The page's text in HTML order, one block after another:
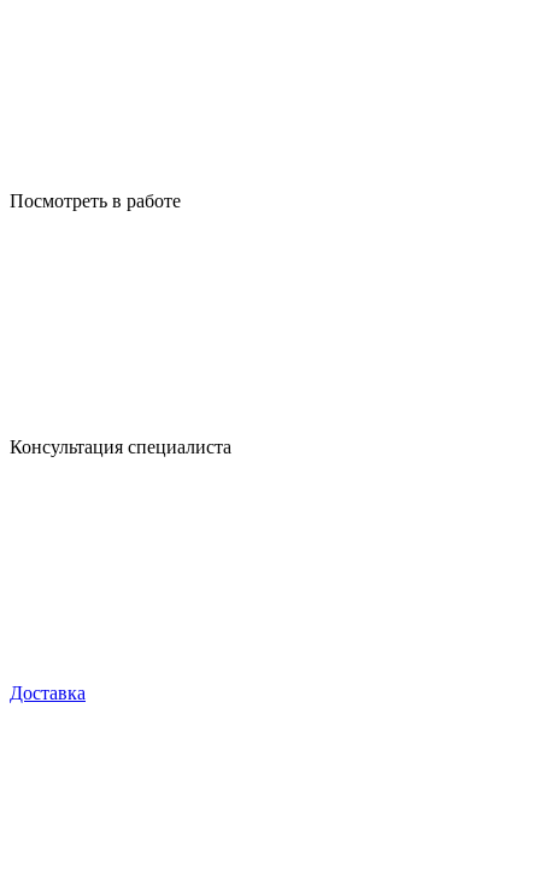
Посмотреть в работе
Консультация специалиста
Доставка